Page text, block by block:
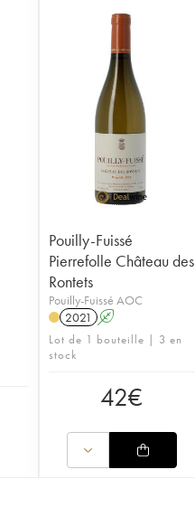
Pouilly-Fuissé
Pierrefolle Château des
Rontets
Pouilly-Fuissé AOC
2021 A
Lot de 1 bouteille | 3 en
stock
42€